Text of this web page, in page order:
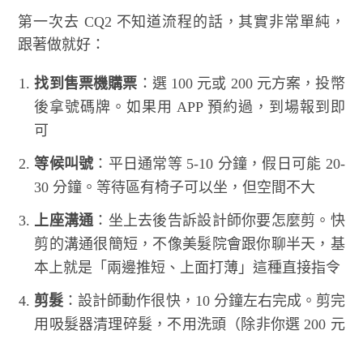
第一次去 CQ2 不知道流程的話，其實非常單純，
跟著做就好：
找到售票機購票 ：選 100 元或 200 元方案，投幣
後拿號碼牌。如果用 APP 預約過，到場報到即
可
等候叫號 ：平日通常等 5-10 分鐘，假日可能 20-
30 分鐘。等待區有椅子可以坐，但空間不大
上座溝通：坐上去後告訴設計師你要怎麼剪。快
剪的溝通很簡短，不像美髮院會跟你聊半天，基
本上就是「兩邊推短、上面打薄」這種直接指令
剪髮 ：設計師動作很快，10 分鐘左右完成。剪完
用吸髮器清理碎髮，不用洗頭（除非你選 200 元